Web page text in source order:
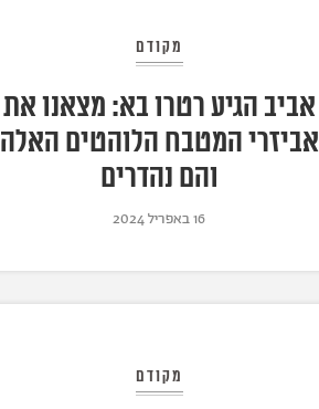
מקודם
אביב הגיע רטרו בא: מצאנו את
אביזרי המטבח הלוהטים האלה
והם נהדרים
16 באפריל 2024
מקודם